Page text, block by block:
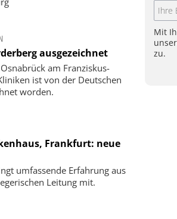
ausgezeichnet
am Franziskus-
ist von der Deutschen
worden.
Frankfurt: neue
umfassende Erfahrung aus
Leitung mit.
Mit
zu.